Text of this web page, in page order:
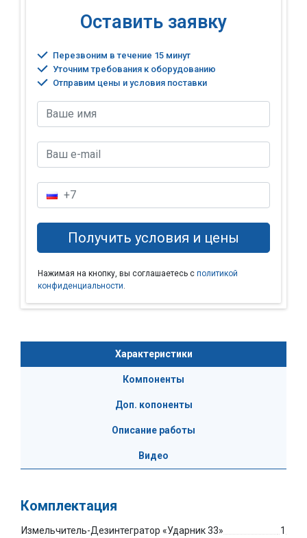
Оставить заявку
Перезвоним в течение 15 минут
Уточним требования к оборудованию
Отправим цены и условия поставки
Нажимая на кнопку, вы соглашаетесь с политикой
конфиденциальности.
Характеристики
Компоненты
Доп. копоненты
Описание работы
Видео
Комплектация
Измельчитель-Дезинтегратор «Ударник 33» 1